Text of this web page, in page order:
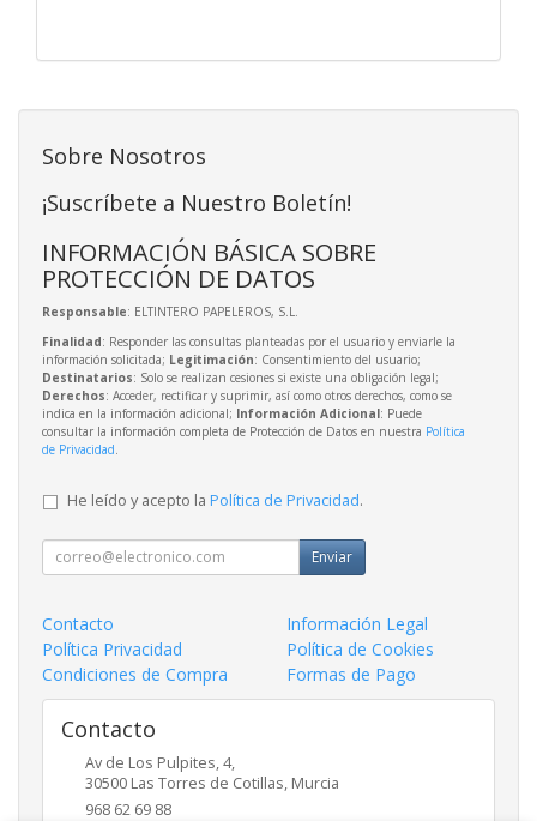
Sobre Nosotros
¡Suscríbete a Nuestro Boletín!
INFORMACIÓN BÁSICA SOBRE
PROTECCIÓN DE DATOS
Responsable: ELTINTERO PAPELEROS, S.L.
Finalidad: Responder las consultas planteadas por el usuario y enviarle la
información solicitada; Legitimación: Consentimiento del usuario;
Destinatarios: Solo se realizan cesiones si existe una obligación legal;
Derechos: Acceder, rectificar y suprimir, así como otros derechos, como se
indica en la información adicional; Información Adicional: Puede
consultar la información completa de Protección de Datos en nuestra Política
de Privacidad
He leído y acepto la Política de Privacidad.
Enviar
Contacto
Información Legal
Política Privacidad
Política de Cookies
Condiciones de Compra
Formas de Pago
Contacto
Av de Los Pulpites, 4,
30500 Las Torres de Cotillas, Murcia
968 62 69 88